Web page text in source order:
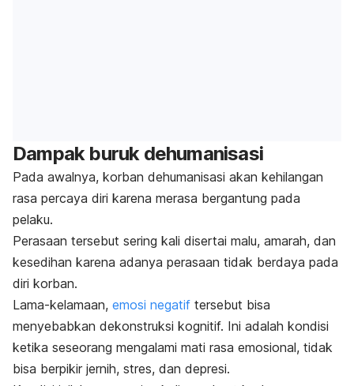
Dampak buruk dehumanisasi
Pada awalnya, korban dehumanisasi akan kehilangan
rasa percaya diri karena merasa bergantung pada
pelaku.
Perasaan tersebut sering kali disertai malu, amarah, dan
kesedihan karena adanya perasaan tidak berdaya pada
diri korban.
Lama-kelamaan, emosi negatif tersebut bisa
menyebabkan dekonstruksi kognitif. Ini adalah kondisi
ketika seseorang mengalami mati rasa emosional, tidak
bisa berpikir jernih, stres, dan depresi.